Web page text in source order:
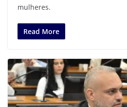
mulheres.
Read More